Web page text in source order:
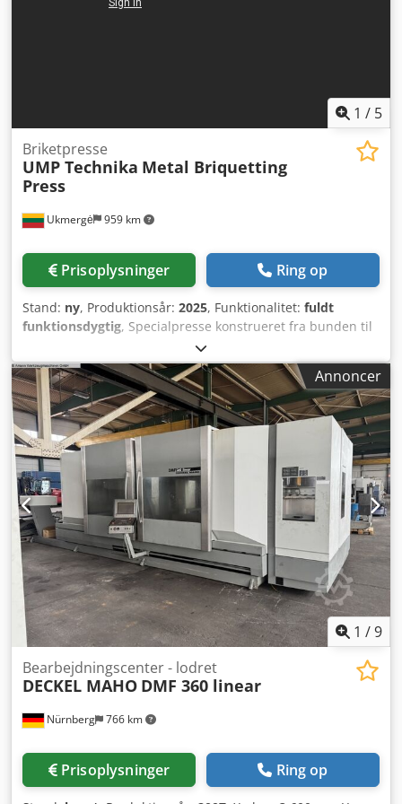
1 / 5
Ukmergė 959 km
Briketpresse
UMP Technika Metal Briquetting
Press
Prisoplysninger Ring op
Stand: ny, Produktionsår: 2025, Funktionalitet: fuldt
funktionsdygtig, Specialpresse konstrueret fra bunden til
brikettering af jern, stål og lignende legeringer. Udstyret
med integrerede opsamlingsmåtter til olie. Indeholder ikke
emballagebord – kun briketteføringer (skinner). Leveres
som standard med gennemsigtige bunkerdøre og
olievameelementer. Maskinerne styres via Siemens KTP-
400 touchskærme. 2. generation kan købes fra februar
2024. Kontakt os venligst først ved interesse for denne
presse! Credpfxjtmugco Adhjf Tekniske specifikationer:
Kapacitet: Op til 600 briketter/time* Hovedmotor: 30 kW
Fødemotorer: 2,6 kW Kølesystem: 1,6 kW Samlet effekt: 34,2
kW Olietank: 260 liter Filter: 4 Længde: 2000 mm Bredde:
2000 mm Højde: 2200 mm Vægt: 3500 kg Briketstørrelse:
40-110, D80 mm Garanti: 2 år / 2.000 driftstimer
Annoncer
1 /9
Nürnberg 766 km
Bearbejdningscenter - lodret
DECKEL MAHO DMF 360 linear
Prisoplysninger Ring op